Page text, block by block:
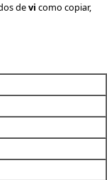
devi como copiar,